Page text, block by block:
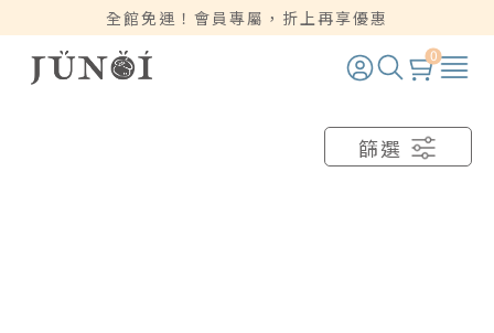
全館免運！會員專屬，折上再享優惠
0
篩選